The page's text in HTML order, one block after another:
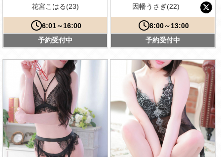
花宮こはる(23)
6:01～16:00
予約受付中
因幡うさぎ(22)
8:00～13:00
予約受付中